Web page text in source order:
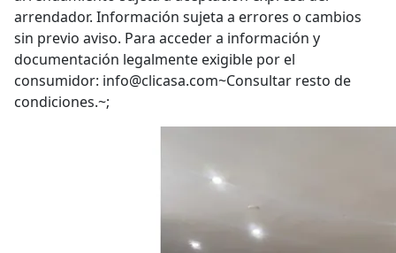
arrendador. Información sujeta a errores o cambios
sin previo aviso. Para acceder a información y
documentación legalmente exigible por el
consumidor: info@clicasa.com~Consultar resto de
condiciones.~;